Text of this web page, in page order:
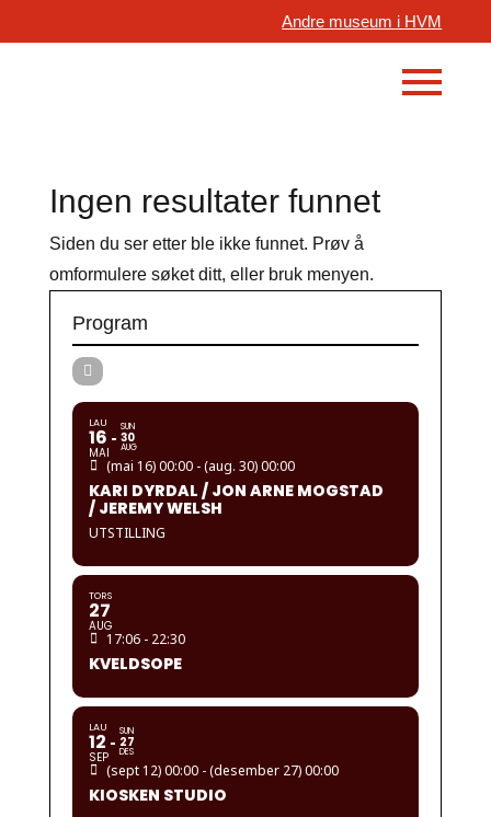
Andre museum i HVM
Ingen resultater funnet
Siden du ser etter ble ikke funnet. Prøv å
omformulere søket ditt, eller bruk menyen.
Program
LAU
16
MAI
SUN
30
AUG
(mai 16) 00:00 - (aug. 30) 00:00
KARI DYRDAL / JON ARNE MOGSTAD
/ JEREMY WELSH
UTSTILLING
TORS
27
AUG
17:06 - 22:30
KVELDSOPE
LAU
12
SEP
SUN
27
DES
(sept 12) 00:00 - (desember 27) 00:00
KIOSKEN STUDIO